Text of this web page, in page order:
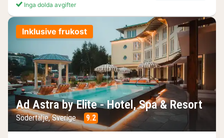
Inga dolda avgifter
Inklusive frukost
Ad Astra by Elite - Hotel, Spa & Resort
Södertälje, Sverige 9.2